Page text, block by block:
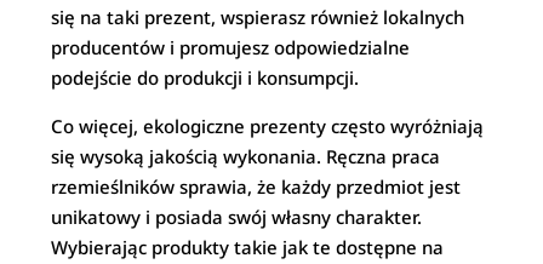
się na taki prezent, wspierasz również lokalnych
producentów i promujesz odpowiedzialne
podejście do produkcji i konsumpcji.
Co więcej, ekologiczne prezenty często wyróżniają
się wysoką jakością wykonania. Ręczna praca
rzemieślników sprawia, że każdy przedmiot jest
unikatowy i posiada swój własny charakter.
Wybierając produkty takie jak te dostępne na